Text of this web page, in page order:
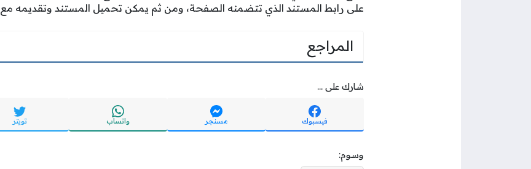
على رابط المستند الذي تتضمنه الصفحة، ومن ثم يمكن تحميل المستند وتقديمه
المراجع
شارك على ...
فيسبوك مسنجر واتساب تويتر
وسوم: